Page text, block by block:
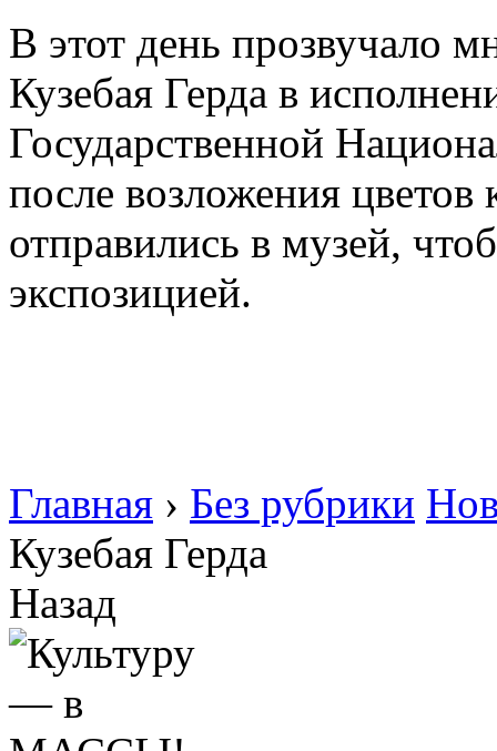
В этот день прозвучало
Кузебая Герда в
Государственной
после возложения
отправились в музей,
экспозицией.
Главная › Без рубрики
Кузебая Герда
Назад